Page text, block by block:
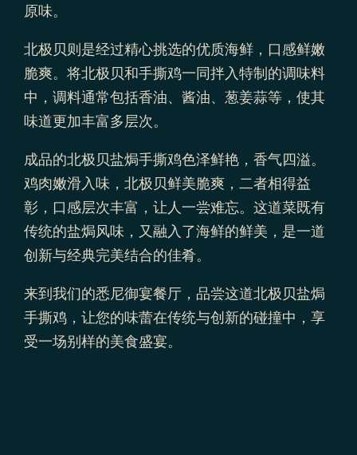
原味。
北极贝则是经过精心挑选的优质海鲜，口感鲜嫩
脆爽。将北极贝和手撕鸡一同拌入特制的调味料
中，调料通常包括香油、酱油、葱姜蒜等，使其
味道更加丰富多层次。
成品的北极贝盐焗手撕鸡色泽鲜艳，香气四溢。
鸡肉嫩滑入味，北极贝鲜美脆爽，二者相得益
彰，口感层次丰富，让人一尝难忘。这道菜既有
传统的盐焗风味，又融入了海鲜的鲜美，是一道
创新与经典完美结合的佳肴。
来到我们的悉尼御宴餐厅，品尝这道北极贝盐焗
手撕鸡，让您的味蕾在传统与创新的碰撞中，享
受一场别样的美食盛宴。